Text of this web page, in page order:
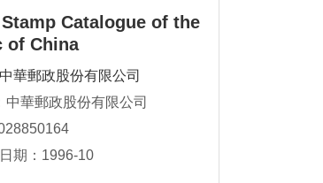
Catalogue of the
of China
中華郵政股份有限公司
中華郵政股份有限公司
期：1996-10